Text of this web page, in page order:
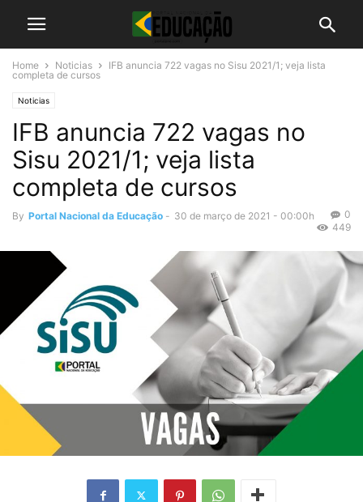
Home Noticias
IFB anuncia 722 vagas no Sisu 2021/1; veja lista
completa de cursos
Noticias
IFB anuncia 722 vagas no
Sisu 2021/1; veja lista
completa de cursos
By Portal Nacional da Educação - 30 de março de 2021 - 00:00h
0
449